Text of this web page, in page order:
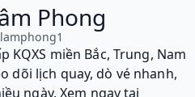
Phong
KQXS miền Bắc, Trung, Nam
dõi lịch quay, dò vé nhanh,
ngày. Xem ngay tại